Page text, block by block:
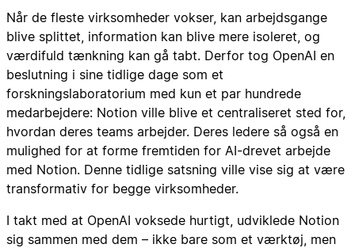
Når de fleste virksomheder vokser, kan arbejdsgange
blive splittet, information kan blive mere isoleret, og
værdifuld tænkning kan gå tabt. Derfor tog OpenAI en
beslutning i sine tidlige dage som et
forskningslaboratorium med kun et par hundrede
medarbejdere: Notion ville blive et centraliseret sted for,
hvordan deres teams arbejder. Deres ledere så også en
mulighed for at forme fremtiden for AI-drevet arbejde
med Notion. Denne tidlige satsning ville vise sig at være
transformativ for begge virksomheder.
I takt med at OpenAI voksede hurtigt, udviklede Notion
sig sammen med dem – ikke bare som et værktøj, men